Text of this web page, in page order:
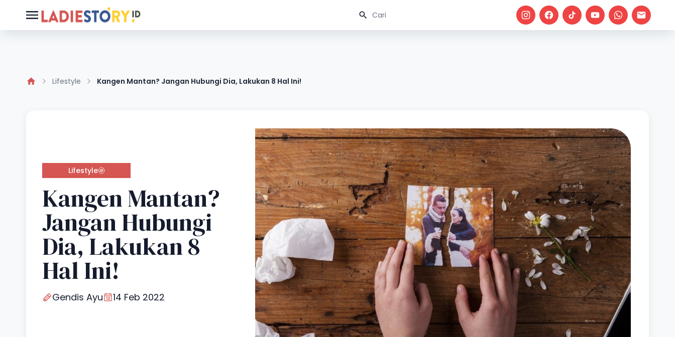
Lifestyle Kangen Mantan? Jangan Hubungi Dia, Lakukan 8 Hal Ini!
Lifestyle
Kangen Mantan?
Jangan Hubungi
Dia, Lakukan 8
Hal Ini!
Gendis Ayu 14 Feb 2022